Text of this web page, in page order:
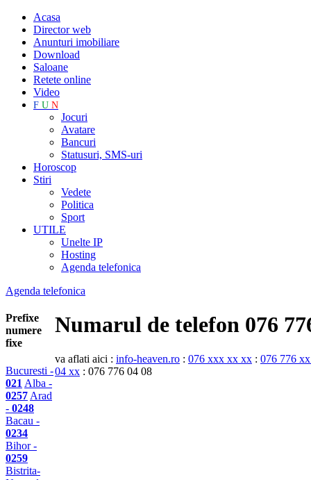
Acasa
Director web
Anunturi imobiliare
Download
Saloane
Retete online
Video
F U N
Jocuri
Avatare
Bancuri
Statusuri, SMS-uri
Horoscop
Stiri
Vedete
Politica
Sport
UTILE
Unelte IP
Hosting
Agenda telefonica
Agenda telefonica
Prefixe
numere
fixe
Bucuresti -
021 Alba -
0257 Arad
- 0248
Bacau -
0234
Bihor -
0259
Bistrita-
Numarul de telefon 076
va aflati aici : info-heaven.ro : 076 xxx xx xx : 076 776
04 xx : 076 776 04 08